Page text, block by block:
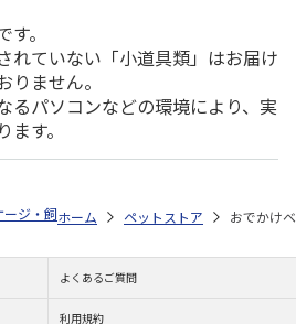
。
れていない「小道具類」はお届け
ません。
るパソコンなどの環境により、実
す。
ージ・飼育その他用品 キャリー・ドライブ
ホーム ペットストア おでかけ
よくあるご質問
利用規約